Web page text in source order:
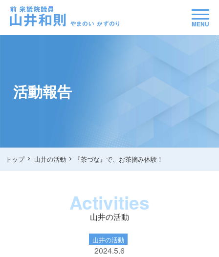
MENU
活動報告
トップ 山井の活動 『茶づな』で、お茶摘み体験！
Activities
山井の活動
山井の活動
2024.5.6